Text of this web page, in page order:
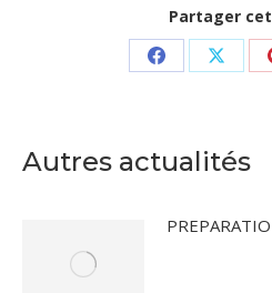
Partager
Partager
Autres actualités